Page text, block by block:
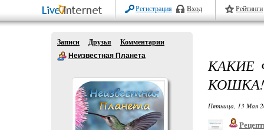
Регистрация Вход Рейтинги
Записи Друзья
Комментарии
Неизвестная Планета
КАКИЕ
КОШКА!
Пятница, 13 Мая